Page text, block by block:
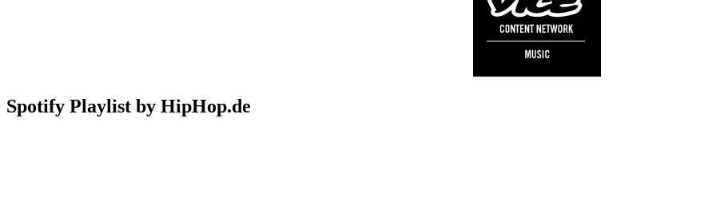
Spotify Playlist by HipHop.de